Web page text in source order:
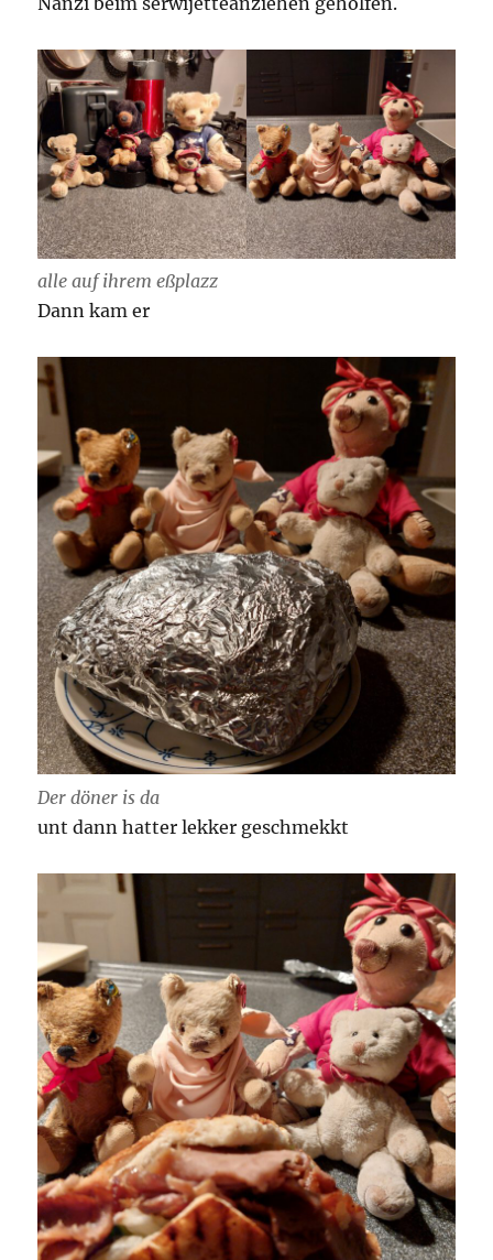
alle auf ihrem eßplazz
Dann kam er
Der döner is da
unt dann hatter lekker geschmekkt